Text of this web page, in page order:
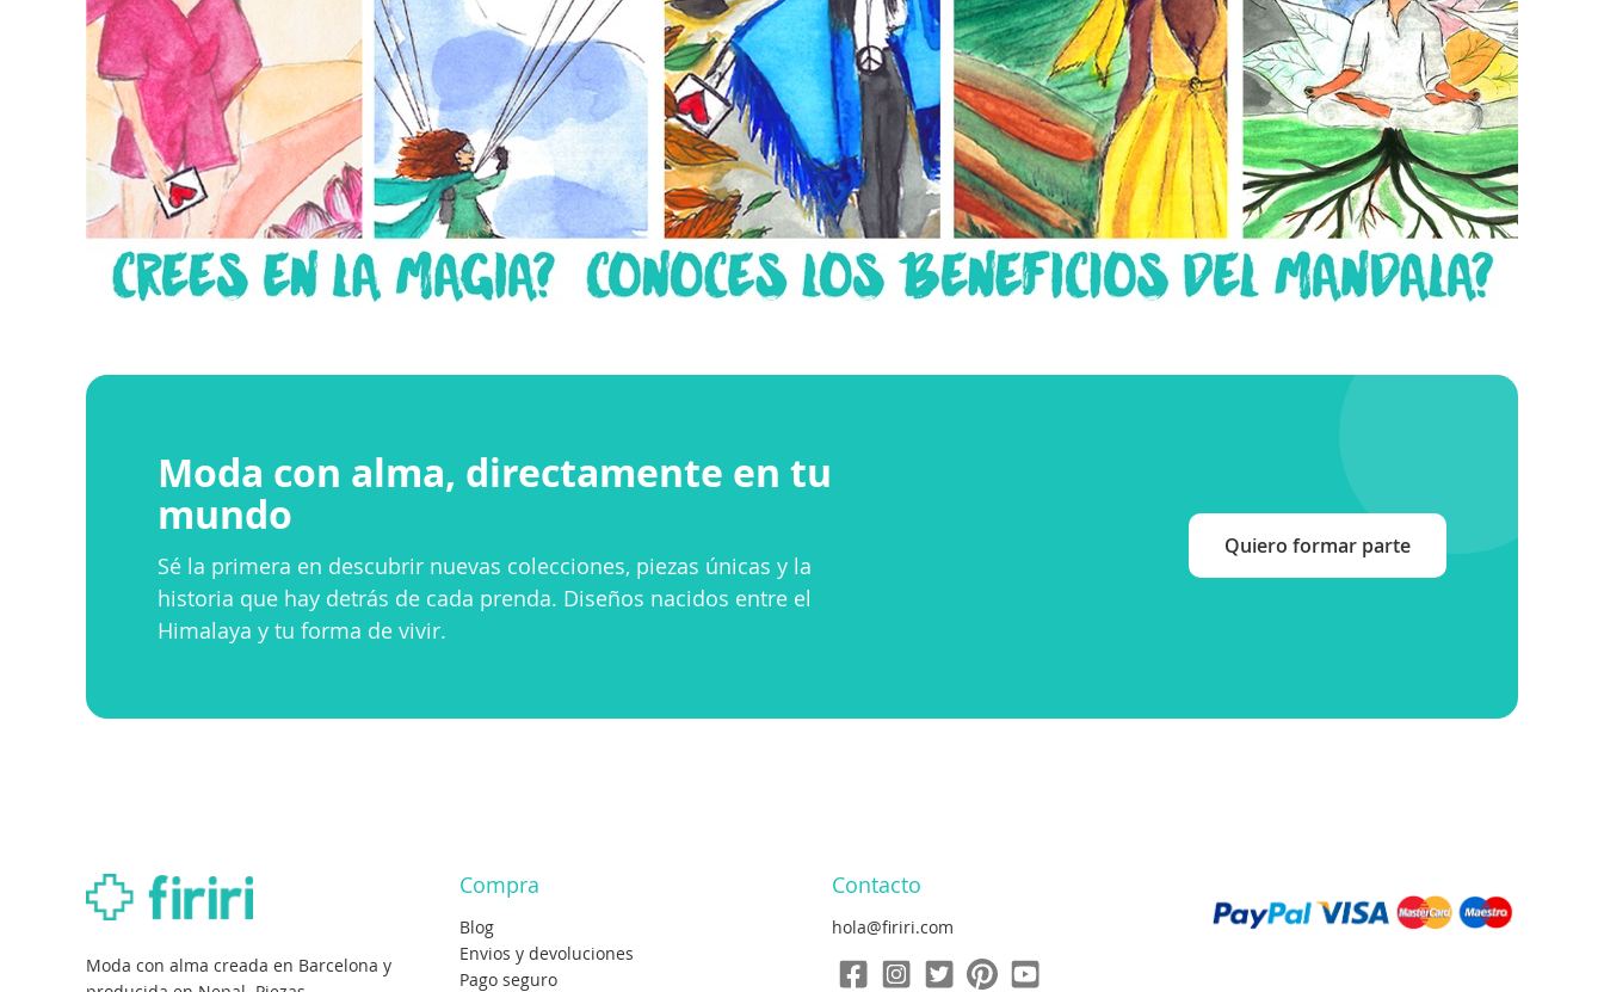
Moda con alma, directamente en tu
mundo
Sé la primera en descubrir nuevas colecciones, piezas únicas y la
historia que hay detrás de cada prenda. Diseños nacidos entre el
Himalaya y tu forma de vivir.
Quiero formar parte
Moda con alma creada en Barcelona y
Compra
Blog
Envios y devoluciones
Pago seguro
Contacto
hola@firiri.com